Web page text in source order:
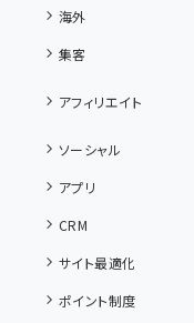
海外
集客
アフィリエイト
ソーシャル
アプリ
CRM
サイト最適化
ポイント制度